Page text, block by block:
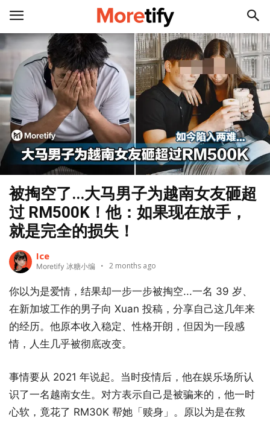
被掏空了...大马男子为越南女友砸超
过 RM500K！他：如果现在放手，
就是完全的损失！
Ice
Moretify 冰糖小编 2 months ago
你以为是爱情，结果却一步一步被掏空...一名 39 岁、
在新加坡工作的男子向 Xuan 投稿，分享自己这几年来
的经历。他原本收入稳定、性格开朗，但因为一段感
情，人生几乎被彻底改变。
事情要从 2021 年说起。当时疫情后，他在娱乐场所认
识了一名越南女生。对方表示自己是被骗来的，他一时
心软，竟花了 RM30K 帮她「赎身」。原以为是在救